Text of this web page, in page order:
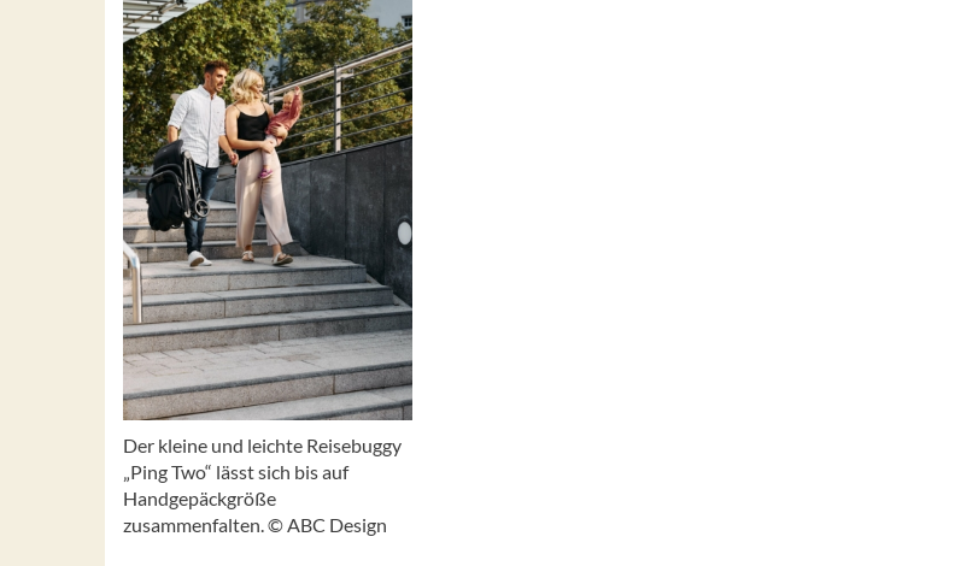
Der kleine und leichte Reisebuggy
„Ping Two“ lässt sich bis auf
Handgepäckgröße
zusammenfalten. © ABC Design